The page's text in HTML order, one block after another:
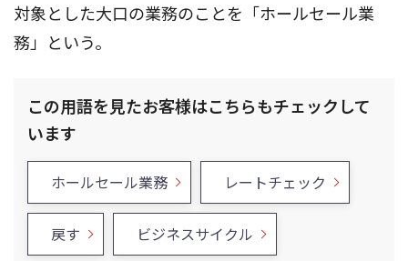
対象とした大口の業務のことを「ホールセール業
務」という。
この用語を見たお客様はこちらもチェックして
います
ホールセール業務 レートチェック
戻す ビジネスサイクル